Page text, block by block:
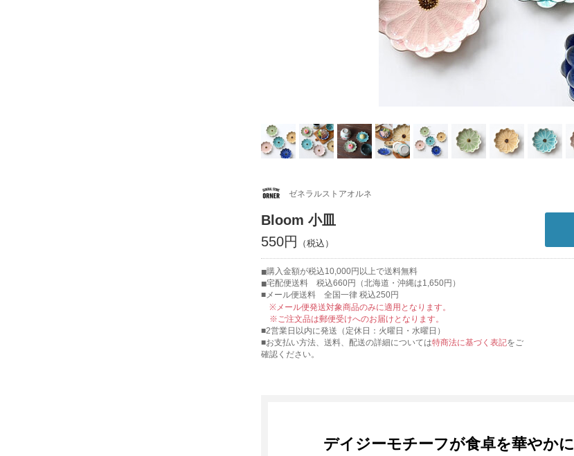
ゼネラルストアオルネ
Bloom 小皿
550円
購入金額が税込10,000円以上で送料無料
宅配便送料 税込660円（北海道・沖縄は1,650円）
■メール便送料 全国一律 税込250円
※メール便発送対象商品のみに適用となります。
※ご注文品は郵便受けへのお届けとなります。
■2営業日以内に発送（定休日：火曜日・水曜日）
■お支払い方法、送料、配送の詳細については特商法に基づく表記をご
確認ください。
デイジーモチーフが食卓を華やかに